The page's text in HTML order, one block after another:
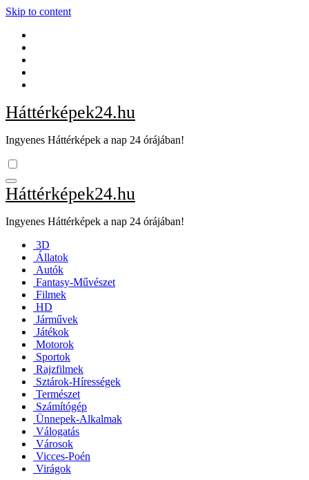
Skip to content
Háttérképek24.hu
Ingyenes Háttérképek a nap 24 órájában!
Háttérképek24.hu
Ingyenes Háttérképek a nap 24 órájában!
3D
Állatok
Autók
Fantasy-Művészet
Filmek
HD
Járművek
Játékok
Motorok
Sportok
Rajzfilmek
Sztárok-Hírességek
Természet
Számítógép
Ünnepek-Alkalmak
Válogatás
Városok
Vicces-Poén
Virágok